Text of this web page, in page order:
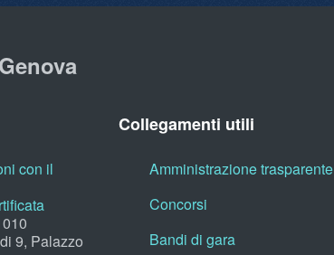
con il
9, Palazzo
Collegamenti utili
Amministrazione trasparente
Concorsi
Bandi di gara